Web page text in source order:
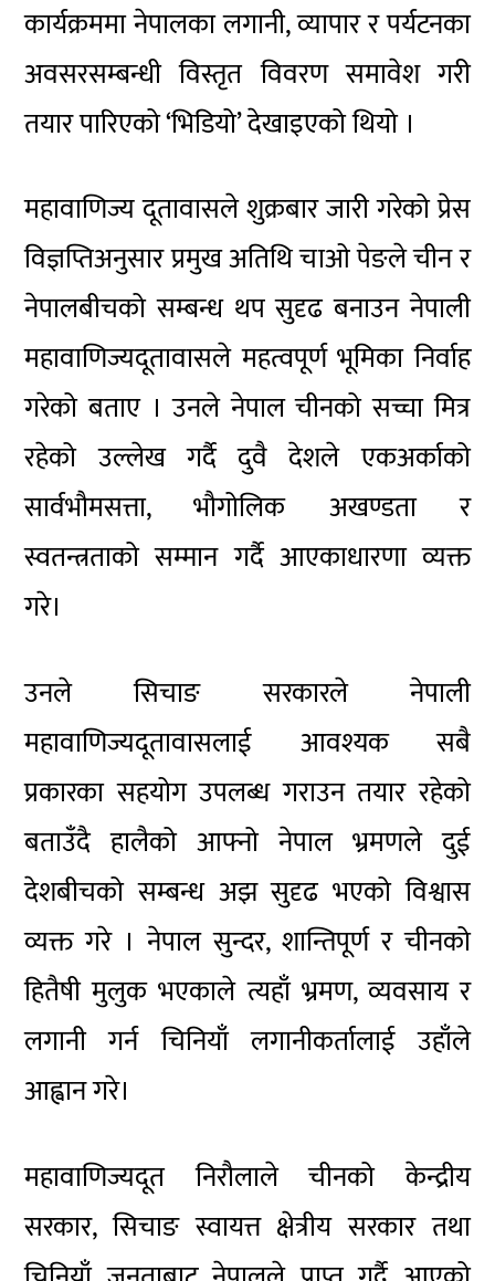
कार्यक्रममा नेपालका लगानी, व्यापार र पर्यटनका
अवसरसम्बन्धी विस्तृत विवरण समावेश गरी
तयार पारिएको ‘भिडियो’ देखाइएको थियो ।
महावाणिज्य दूतावासले शुक्रबार जारी गरेको प्रेस
विज्ञप्तिअनुसार प्रमुख अतिथि चाओ पेङले चीन र
नेपालबीचको सम्बन्ध थप सुदृढ बनाउन नेपाली
महावाणिज्यदूतावासले महत्वपूर्ण भूमिका निर्वाह
गरेको बताए । उनले नेपाल चीनको सच्चा मित्र
रहेको उल्लेख गर्दै दुवै देशले एकअर्काको
सार्वभौमसत्ता, भौगोलिक अखण्डता र
स्वतन्त्रताको सम्मान गर्दै आएकाधारणा व्यक्त
गरे।
उनले सिचाङ सरकारले नेपाली
महावाणिज्यदूतावासलाई आवश्यक सबै
प्रकारका सहयोग उपलब्ध गराउन तयार रहेको
बताउँदै हालैको आफ्नो नेपाल भ्रमणले दुई
देशबीचको सम्बन्ध अझ सुदृढ भएको विश्वास
व्यक्त गरे । नेपाल सुन्दर, शान्तिपूर्ण र चीनको
हितैषी मुलुक भएकाले त्यहाँ भ्रमण, व्यवसाय र
लगानी गर्न चिनियाँ लगानीकर्तालाई उहाँले
आह्वान गरे।
महावाणिज्यदूत निरौलाले चीनको केन्द्रीय
सरकार, सिचाङ स्वायत्त क्षेत्रीय सरकार तथा